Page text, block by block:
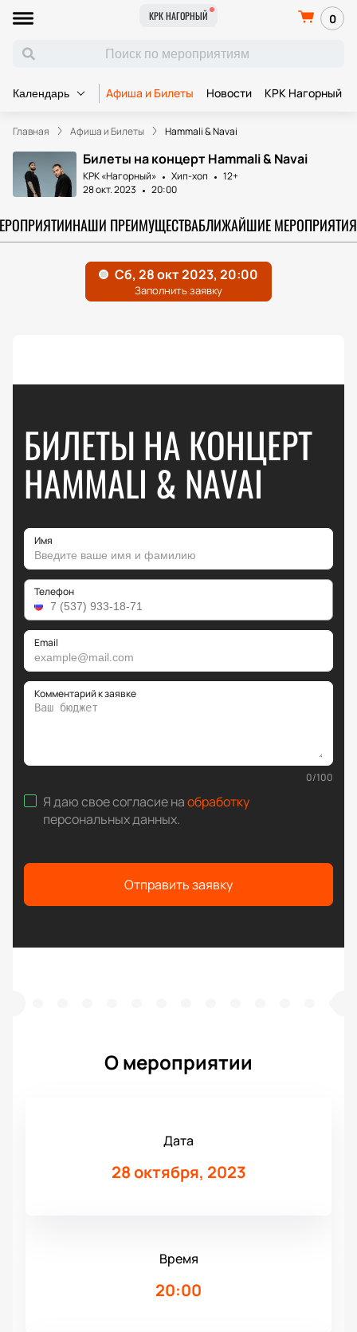
КРК НАГОРНЫЙ 0
Календарь Афиша и Билеты Новости КРК Нагорный
Главная Афиша и Билеты Hammali & Navai
Билеты на концерт Hammali & Navai
КРК «Нагорный» Хип-хоп
12+
28 окт. 2023
20:00
НАШИ ПРЕИМУЩЕСТВАБЛИЖАЙШИЕ МЕРОПРИЯТИЯ
БИЛЕТЫ НА КОНЦЕРТ
HAMMALI & NAVAI
Имя
Телефон
Email
Комментарий к заявке
0/100
Я даю свое согласие наобработку
персональных данных.
Отправить заявку
О мероприятии
Дата
28 октября, 2023
Время
20:00